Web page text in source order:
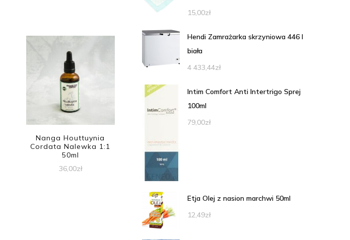
Nanga Houttuynia
Cordata Nalewka 1:1
50ml
36,00zł
15,00zł
Hendi Zamrażarka skrzyniowa 446 l
biała
4 433,44zł
Intim Comfort Anti Intertrigo Sprej
100ml
79,00zł
Etja Olej z nasion marchwi 50ml
12,49zł